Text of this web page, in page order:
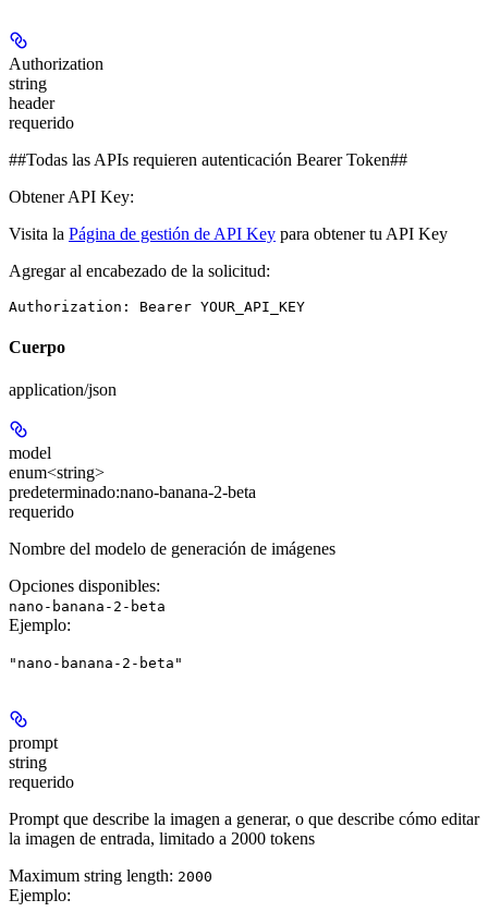
Authorization
string
header
requerido
##Todas las APIs requieren autenticación Bearer Token##
Obtener API Key:
Visita la Página de gestión de API Key para obtener tu API Key
Agregar al encabezado de la solicitud:
Cuerpo
application/json
model
enum<string>
predeterminado:nano-banana-2-beta
requerido
Nombre del modelo de generación de imágenes
Opciones disponibles:
nano-banana-2-beta
Ejemplo:
"nano-banana-2-beta"
prompt
string
requerido
Prompt que describe la imagen a generar, o que describe cómo editar
la imagen de entrada, limitado a 2000 tokens
Maximum string length: 2000
Ejemplo: